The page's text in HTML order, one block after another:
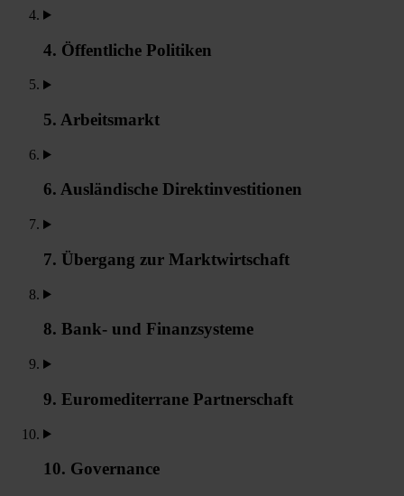
4. Öffentliche Politiken
5. Arbeitsmarkt
6. Ausländische Direktinvestitionen
7. Übergang zur Marktwirtschaft
8. Bank- und Finanzsysteme
9. Euromediterrane Partnerschaft
10. Governance